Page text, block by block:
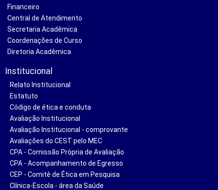
Financeiro
Central de Atendimento
Secretaria Acadêmica
Coordenações de Curso
Diretoria Acadêmica
Institucional
Relato Institucional
Estatuto
Código de ética e conduta
Avaliação Institucional
Avaliação Institucional - comprovante
Avaliações do CEST pelo MEC
CPA - Comissão Própria de Avaliação
CPA - Acompanhamento de Egresso
CEP - Comitê de Ética em Pesquisa
Clínica-Escola - área da Saúde